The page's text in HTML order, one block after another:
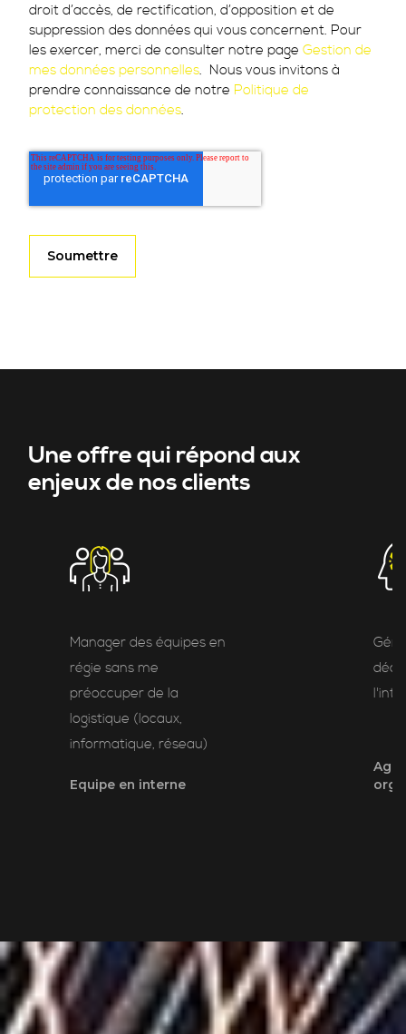
droit d’accès, de rectification, d’opposition et de
suppression des données qui vous concernent. Pour
les exercer, merci de consulter notre page Gestion de
mes données personnelles. Nous vous invitons à
prendre connaissance de notre Politique de
protection des données.
Une offre qui répond aux
enjeux de nos clients
Manager des équipes en
régie sans me
préoccuper de la
logistique (locaux,
informatique, réseau)
Equipe en interne